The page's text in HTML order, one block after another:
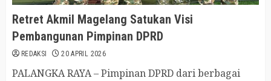
Retret Akmil Magelang Satukan Visi
Pembangunan Pimpinan DPRD
REDAKSI 20 APRIL 2026
PALANGKA RAYA – Pimpinan DPRD dari berbagai